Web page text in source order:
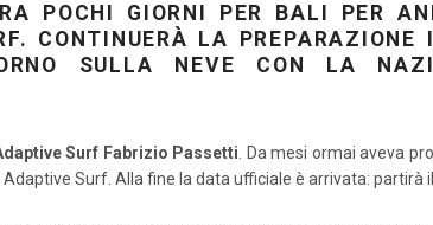
POCHI GIORNI PER BALI PER
CONTINUERÀ LA
SULLA NEVE CON LA
Surf Fabrizio Passetti. Da mesi ormai aveva
Adaptive Surf. Alla fine la data ufficiale è arrivata: partirà il